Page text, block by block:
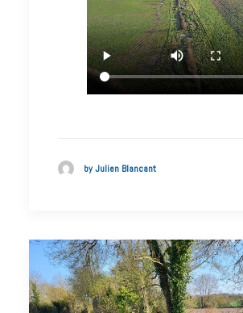
by Julien Blancant